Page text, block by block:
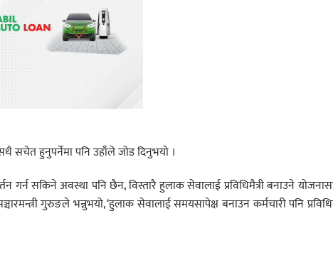
सचेत हुनुपर्नेमा पनि उहाँले जोड दिनुभयो ।
गर्न सकिने अवस्था पनि छैन, विस्तारै हुलाक सेवालाई प्रविधिमैत्री बनाउने
गुरुङले भन्नुभयो, ‘हुलाक सेवालाई समयसापेक्ष बनाउन कर्मचारी पनि